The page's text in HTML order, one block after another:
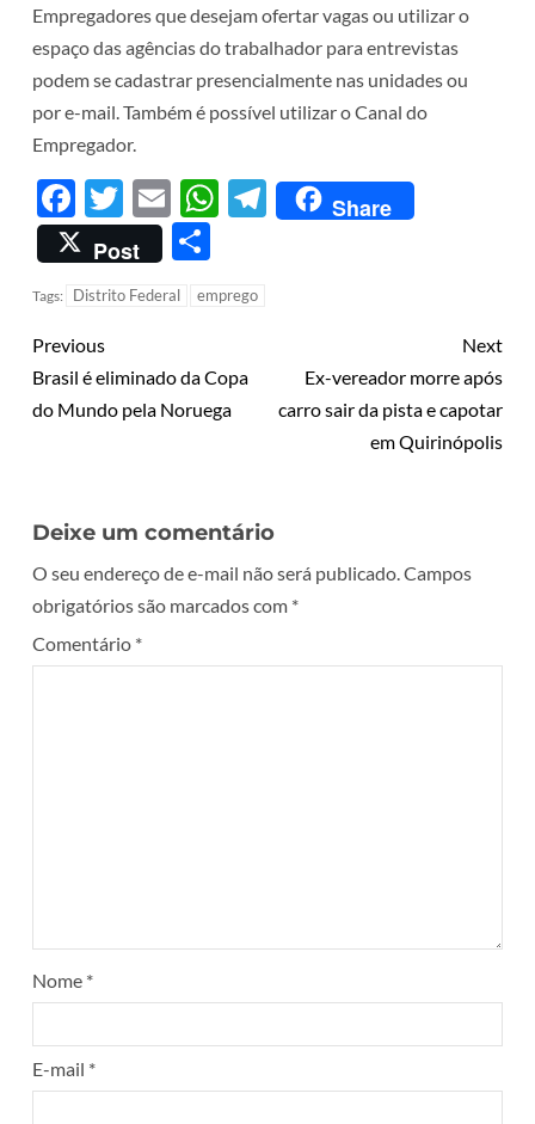
Empregadores que desejam ofertar vagas ou utilizar o
espaço das agências do trabalhador para entrevistas
podem se cadastrar presencialmente nas unidades ou
por e-mail. Também é possível utilizar o Canal do
Empregador.
Facebook
Twitter
EmailWhatsApp
Telegram
Share
Post
Tags: Distrito Federal emprego
Previous
Brasil é eliminado da Copa
do Mundo pela Noruega
Next
Ex-vereador morre após
carro sair da pista e capotar
em Quirinópolis
Deixe um comentário
O seu endereço de e-mail não será publicado. Campos
obrigatórios são marcados com *
Comentário *
Nome *
E-mail *